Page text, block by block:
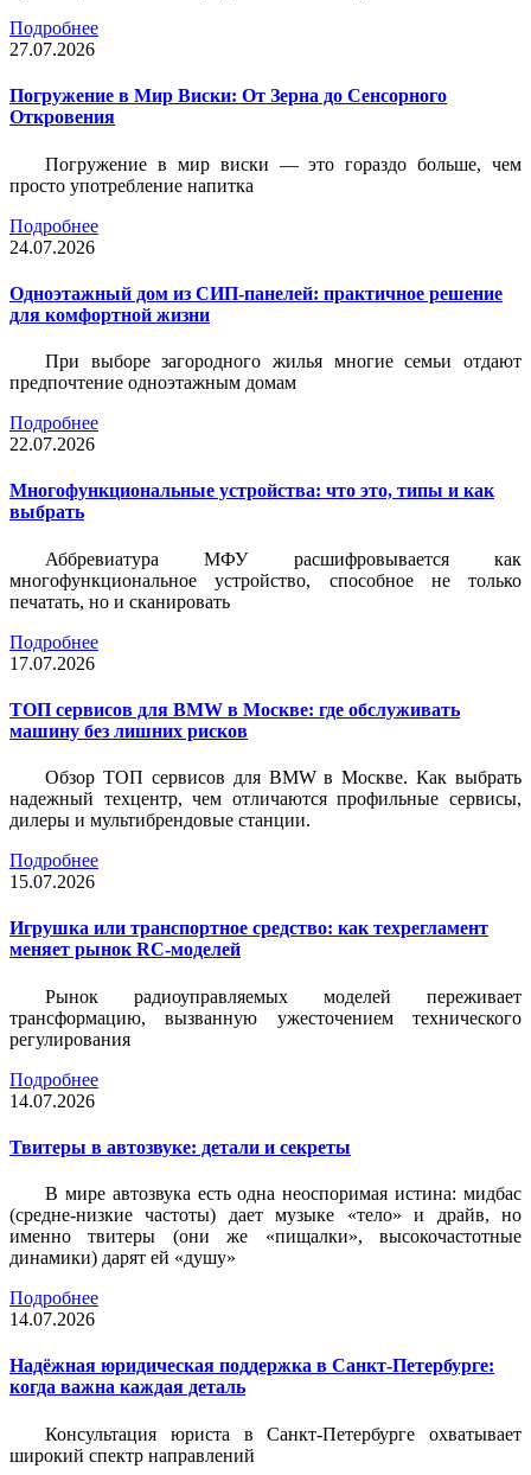
Подробнее
27.07.2026
Погружение в Мир Виски: От Зерна до Сенсорного
Откровения
Погружение в мир виски — это гораздо больше, чем
просто употребление напитка
Подробнее
24.07.2026
Одноэтажный дом из СИП-панелей: практичное решение
для комфортной жизни
При выборе загородного жилья многие семьи отдают
предпочтение одноэтажным домам
Подробнее
22.07.2026
Многофункциональные устройства: что это, типы и как
выбрать
Аббревиатура МФУ расшифровывается как
многофункциональное устройство, способное не только
печатать, но и сканировать
Подробнее
17.07.2026
ТОП сервисов для BMW в Москве: где обслуживать
машину без лишних рисков
Обзор ТОП сервисов для BMW в Москве. Как выбрать
надежный техцентр, чем отличаются профильные сервисы,
дилеры и мультибрендовые станции.
Подробнее
15.07.2026
Игрушка или транспортное средство: как техрегламент
меняет рынок RC-моделей
Рынок радиоуправляемых моделей переживает
трансформацию, вызванную ужесточением технического
регулирования
Подробнее
14.07.2026
Твитеры в автозвуке: детали и секреты
В мире автозвука есть одна неоспоримая истина: мидбас
(средне-низкие частоты) дает музыке «тело» и драйв, но
именно твитеры (они же «пищалки», высокочастотные
динамики) дарят ей «душу»
Подробнее
14.07.2026
Надёжная юридическая поддержка в Санкт-Петербурге:
когда важна каждая деталь
Консультация юриста в Санкт-Петербурге охватывает
широкий спектр направлений